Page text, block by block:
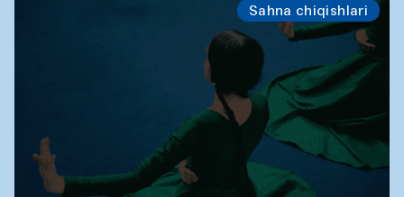
Sahna chiqishlari